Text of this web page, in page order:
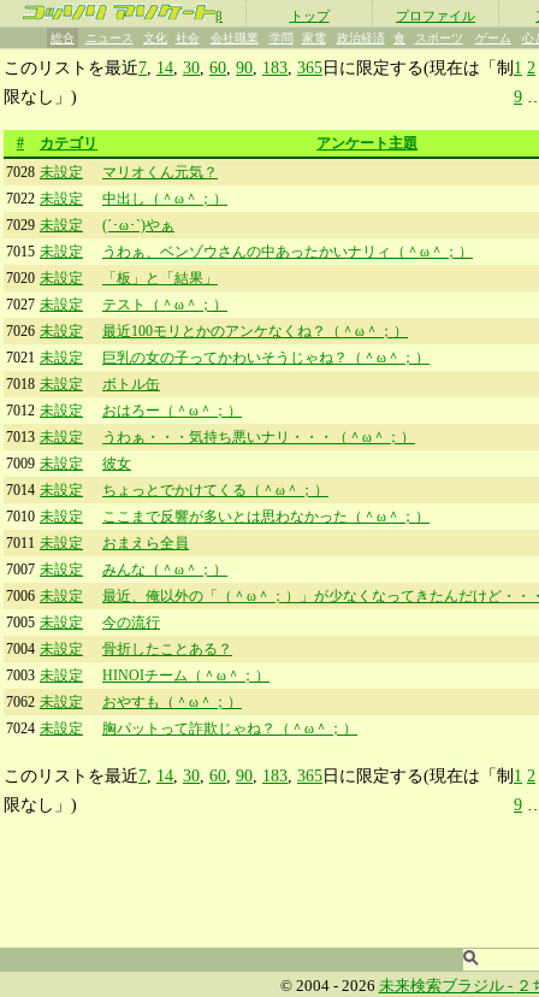
β トップ プロファイル
総合 ニュース 文化 社会 会社職業 学問 家電 政治経済 食 スポーツ ゲーム 心
このリストを最近7 14 30 60 90 183 365日に限定する(現在は「制
限なし」)
1 2
9
# カテゴリ
アンケート主題
7028 未設定
マリオくん元気？
7022 未設定
中出し（＾ω＾；）
7029 未設定
(´･ω･`)やぁ
7015 未設定
うわぁ、ベンゾウさんの中あったかいナリィ（＾ω＾；）
7020 未設定
「板」と「結果」
7027 未設定
テスト（＾ω＾；）
7026 未設定
最近100モリとかのアンケなくね？（＾ω＾；）
7021 未設定
巨乳の女の子ってかわいそうじゃね？（＾ω＾；）
7018 未設定
ボトル缶
7012 未設定
おはろー（＾ω＾；）
7013 未設定
うわぁ・・・気持ち悪いナリ・・・（＾ω＾；）
7009 未設定
彼女
7014 未設定
ちょっとでかけてくる（＾ω＾；）
7010 未設定
ここまで反響が多いとは思わなかった（＾ω＾；）
7011 未設定
おまえら全員
7007 未設定
みんな（＾ω＾；）
7006 未設定
最近、俺以外の「（＾ω＾；）」が少なくなってきたんだけど・・
7005 未設定
今の流行
7004 未設定
骨折したことある？
7003 未設定
HINOIチーム（＾ω＾；）
7062 未設定
おやすも（＾ω＾；）
7024 未設定 胸パットって詐欺じゃね？（＾ω＾；）
このリストを最近7 14 30 60 90 183 365日に限定する(現在は「制
限なし」)
1 2
9
© 2004 - 2026 未来検索ブラジル - ２